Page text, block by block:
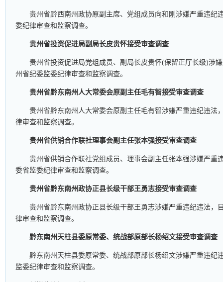
贵州省黔西南州政协原副主席、党组成员向和刚涉嫌严重违纪
委纪律审查和监察调查。
贵州省投资促进局副局长皮贵怀接受审查调查
贵州省投资促进局党组成员、副局长皮贵怀(保留正厅长级)涉
州省纪委监委纪律审查和监察调查。
贵州省黔东南州人大常委会原副主任毛有智接受审查调查
贵州省黔东南州人大常委会原副主任毛有智涉嫌严重违纪违法
律审查和监察调查。
贵州省供销合作联社理事会副主任张本强接受审查调查
贵州省供销合作联社党组成员、理事会副主任张本强涉嫌严重
委省监委纪律审查和监察调查。
贵州省黔东南州政协正县长级干部王勇志接受审查调查
贵州省黔东南州政协正县长级干部王勇志涉嫌严重违纪违法，
律审查和监察调查。
黔东南州天柱县委原常委、统战部原部长杨绍文接受审查调查
黔东南州天柱县委原常委、统战部原部长杨绍文涉嫌严重违纪
监委纪律审查和监察调查。